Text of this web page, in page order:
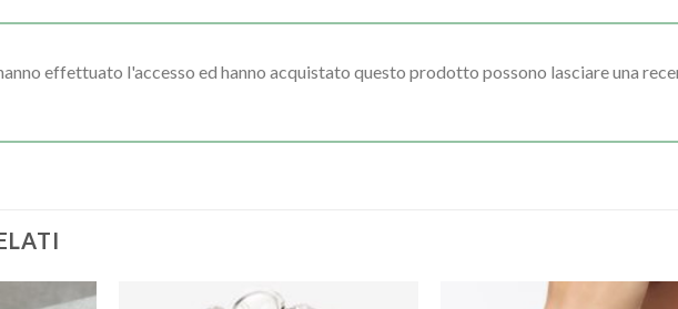
effettuato l'accesso ed hanno acquistato questo prodotto possono lasciare una